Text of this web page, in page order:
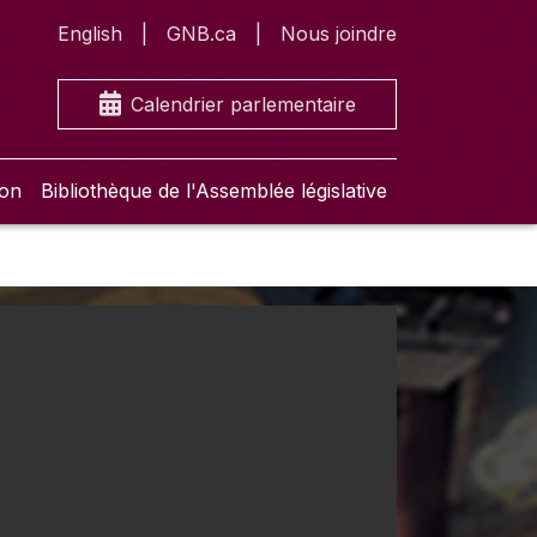
English GNB.ca Nous joindre
Calendrier parlementaire
Bibliothèque de l'Assemblée législative